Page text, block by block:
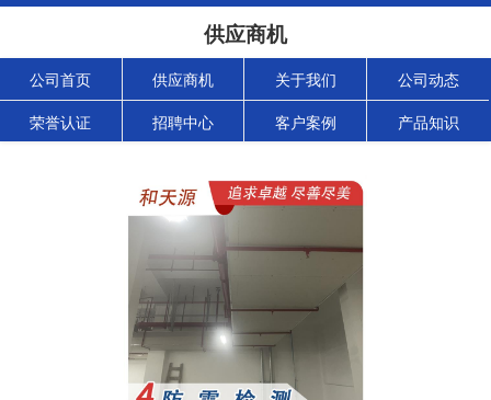
供应商机
公司首页 供应商机 关于我们 公司动态
荣誉认证 招聘中心 客户案例 产品知识